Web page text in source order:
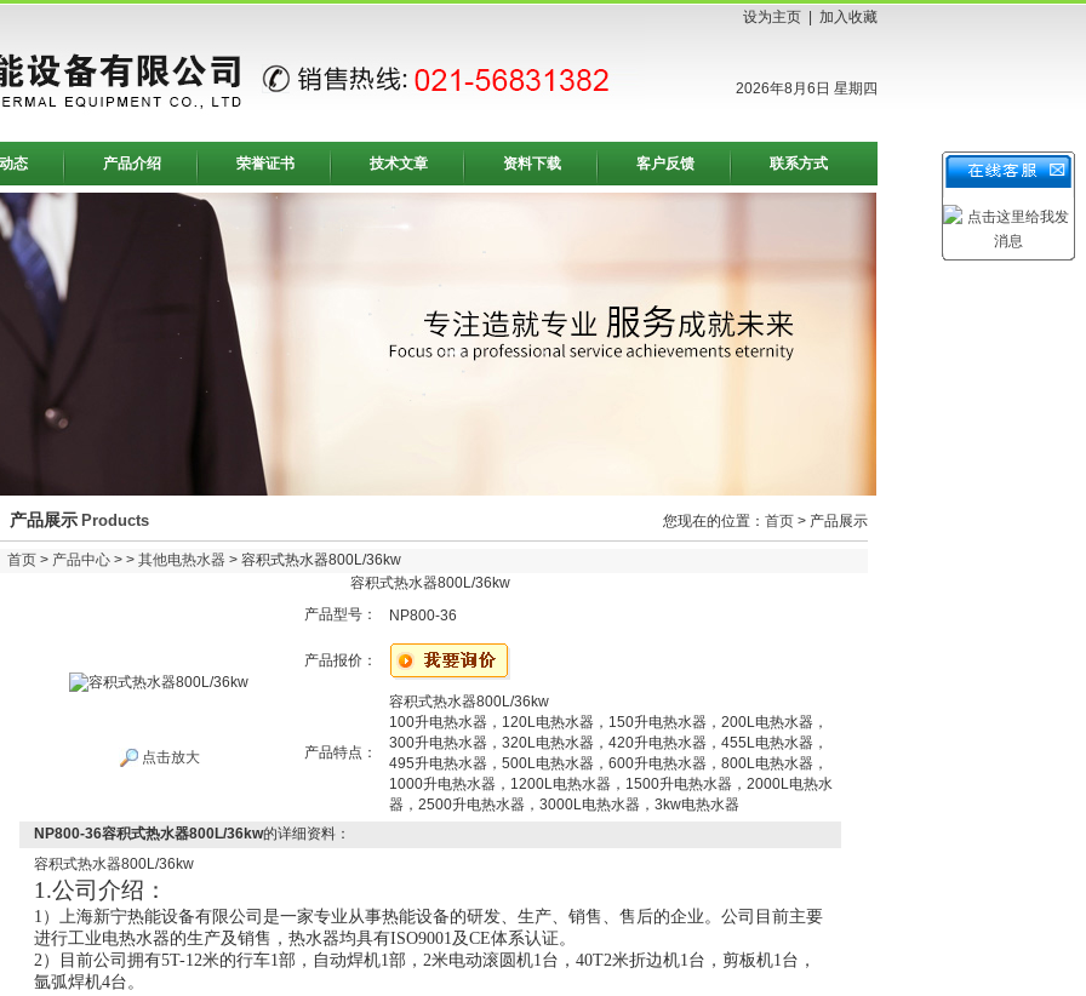
设为主页 加入收藏
2026年8月6日 星期四
态 产品介绍 荣誉证书 技术文章 资料下载 客户反馈 联系方式
产品展示 Products 您现在的位置： 首页 > 产品展示
首页 > 产品中心 > > 其他电热水器 > 容积式热水器800L/36kw
容积式热水器800L/36kw
点击放大
产品型号： NP800-36
产品报价：
产品特点：
容积式热水器800L/36kw
100升电热水器，120L电热水器，150升电热水器，200L电热水器，
300升电热水器，320L电热水器，420升电热水器，455L电热水器，
495升电热水器，500L电热水器，600升电热水器，800L电热水器，
1000升电热水器，1200L电热水器，1500升电热水器，2000L电热水
器，2500升电热水器，3000L电热水器，3kw电热水器
NP800-36容积式热水器800L/36kw的详细资料：
容积式热水器800L/36kw
1.公司介绍：
1） 上海新宁热能设备有限公司是一家专业从事热能设备的研发、生产、销售、售后的企业。公司 目前主要
进行工业电热水器的生产及销售，热水器均具有ISO9001及CE体系认证。
2）目前公司拥有5T-12米的行车1部， 自动焊机1部， 2米电动滚圆机1台，40T2米折边机1台， 剪板机1台，
氩弧焊机4台。